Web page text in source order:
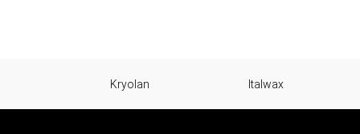
Kryolan Italwax